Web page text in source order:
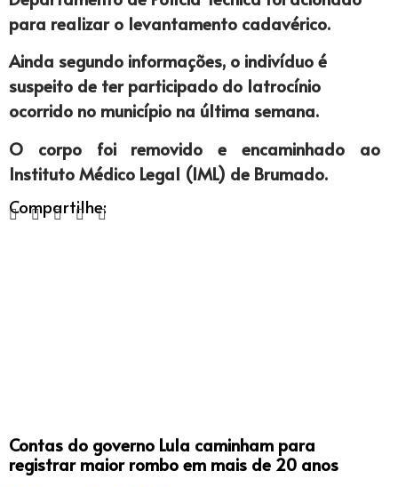
para realizar o levantamento cadavérico.
Ainda segundo informações, o indivíduo é
suspeito de ter participado do latrocínio
ocorrido no município na última semana.
O corpo foi removido e encaminhado ao
Instituto Médico Legal (IML) de Brumado.
Compartilhe:
Contas do governo Lula caminham para
registrar maior rombo em mais de 20 anos